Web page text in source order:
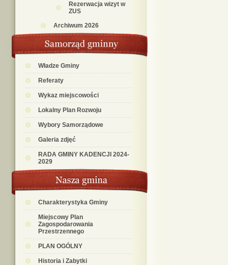
Rezerwacja wizyt w
ZUS
Archiwum 2026
Władze Gminy
Referaty
Wykaz miejscowości
Lokalny Plan Rozwoju
Wybory Samorządowe
Galeria zdjęć
RADA GMINY KADENCJI 2024-
2029
Charakterystyka Gminy
Miejscowy Plan
Zagospodarowania
Przestrzennego
PLAN OGÓLNY
Historia i Zabytki